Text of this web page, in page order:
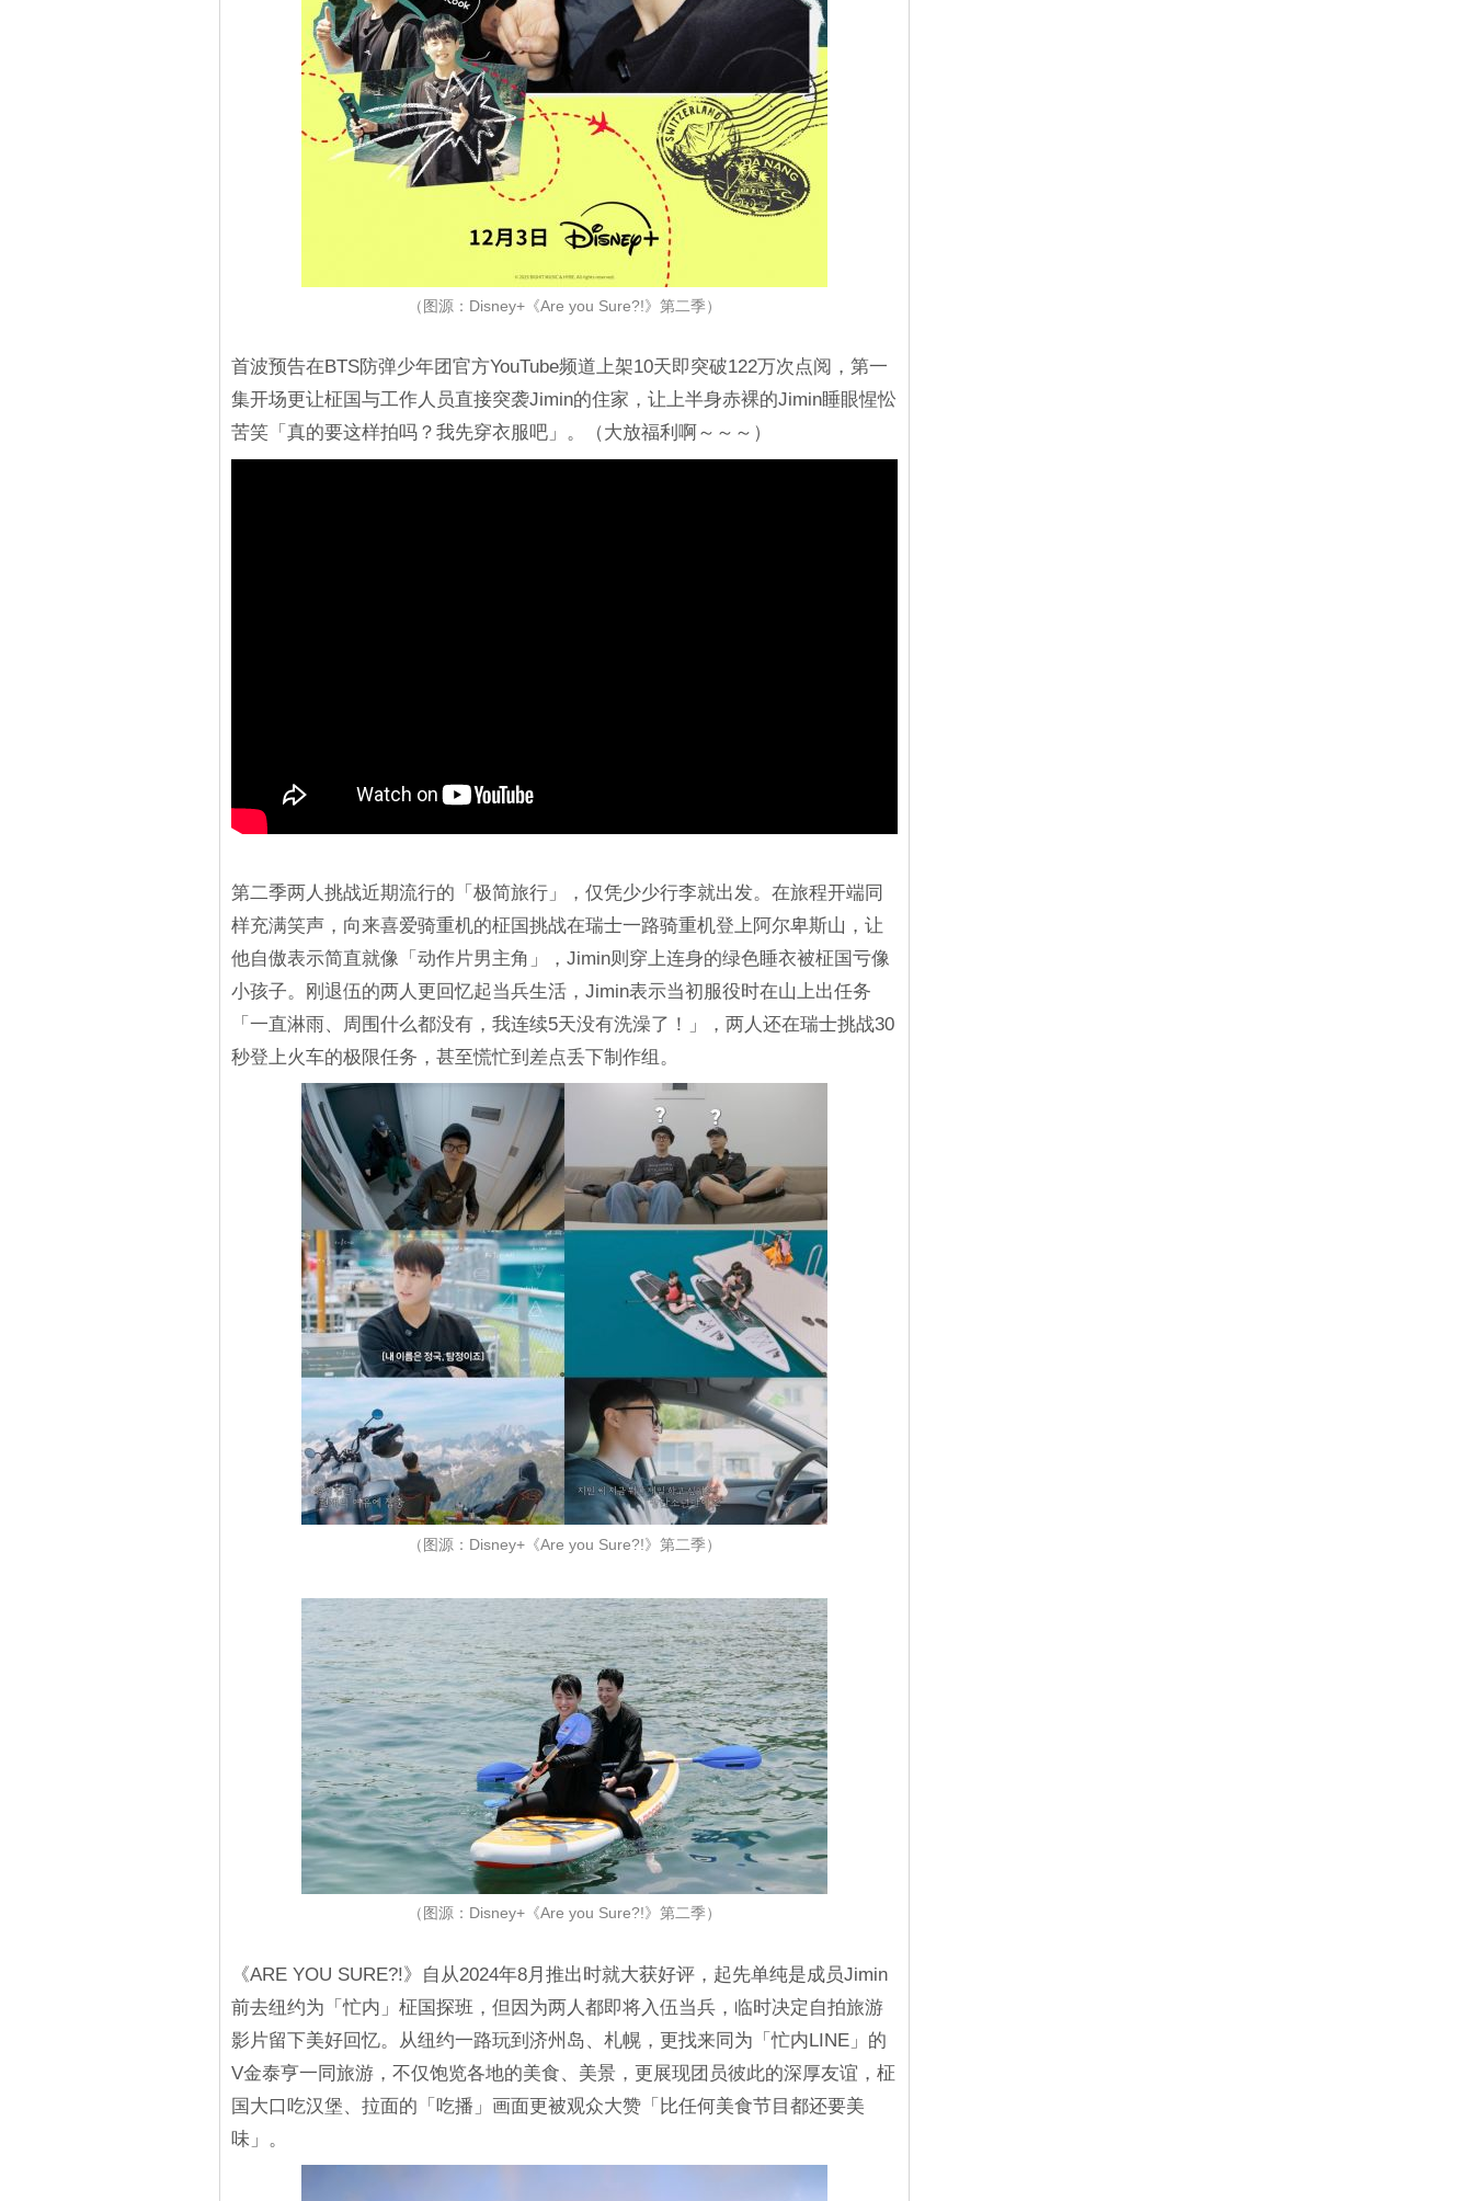
（图源：Disney+《Are you Sure?!》第二季）
首波预告在BTS防弹少年团官方YouTube频道上架10天即突破122万次点阅，第一
集开场更让柾国与工作人员直接突袭Jimin的住家，让上半身赤裸的Jimin睡眼惺忪
苦笑「真的要这样拍吗？我先穿衣服吧」。（大放福利啊～～～）
第二季两人挑战近期流行的「极简旅行」，仅凭少少行李就出发。在旅程开端同
样充满笑声，向来喜爱骑重机的柾国挑战在瑞士一路骑重机登上阿尔卑斯山，让
他自傲表示简直就像「动作片男主角」，Jimin则穿上连身的绿色睡衣被柾国亏像
小孩子。刚退伍的两人更回忆起当兵生活，Jimin表示当初服役时在山上出任务
「一直淋雨、周围什么都没有，我连续5天没有洗澡了！」，两人还在瑞士挑战30
秒登上火车的极限任务，甚至慌忙到差点丢下制作组。
（图源：Disney+《Are you Sure?!》第二季）
（图源：Disney+《Are you Sure?!》第二季）
《ARE YOU SURE?!》自从2024年8月推出时就大获好评，起先单纯是成员Jimin
前去纽约为「忙内」柾国探班，但因为两人都即将入伍当兵，临时决定自拍旅游
影片留下美好回忆。从纽约一路玩到济州岛、札幌，更找来同为「忙内LINE」的
V金泰亨一同旅游，不仅饱览各地的美食、美景，更展现团员彼此的深厚友谊，柾
国大口吃汉堡、拉面的「吃播」画面更被观众大赞「比任何美食节目都还要美
味」。